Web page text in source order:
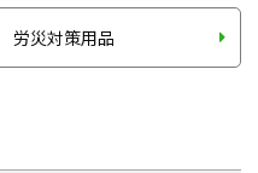
労災対策用品